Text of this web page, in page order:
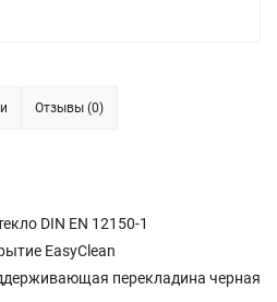
Отзывы (0)
DIN EN 12150-1
EasyClean
перекладина черная